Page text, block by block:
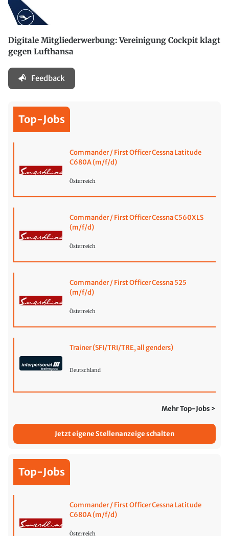
Digitale Mitgliederwerbung: Vereinigung Cockpit klagt
gegen Lufthansa
Feedback
Top-Jobs
Commander / First Officer Cessna Latitude
C680A (m/f/d)
Österreich
Commander / First Officer Cessna C560XLS
(m/f/d)
Österreich
Commander / First Officer Cessna 525
(m/f/d)
Österreich
Trainer (SFI/TRI/TRE, all genders)
Deutschland
Mehr Top-Jobs >
Jetzt eigene Stellenanzeige schalten
Top-Jobs
Commander / First Officer Cessna Latitude
C680A (m/f/d)
Österreich